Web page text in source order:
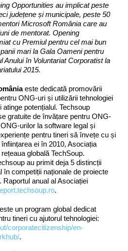
Opportunities au implicat peste
județene și municipale, peste 50
Microsoft România care au
de mentorat. Opening
cu Premiul pentru cel mai bun
mari la Gala Oameni pentru
Anului în Voluntariat Corporatist la
2015.
este dedicată promovării
ONG-uri și utilizării tehnologiei
potențialul. Techsoup
gratuite de învățare pentru ONG-
urilor la software legal și
pentru tineri să învețe cu și
ei în 2010, Asociația
globală TechSoup.
au primit deja 5 distincții
în competiții naționale de proiecte
Raportul anual al Asociației
.
este un program global dedicat
tineri cu ajutorul tehnologiei:
corporatecitizenship/en-
.